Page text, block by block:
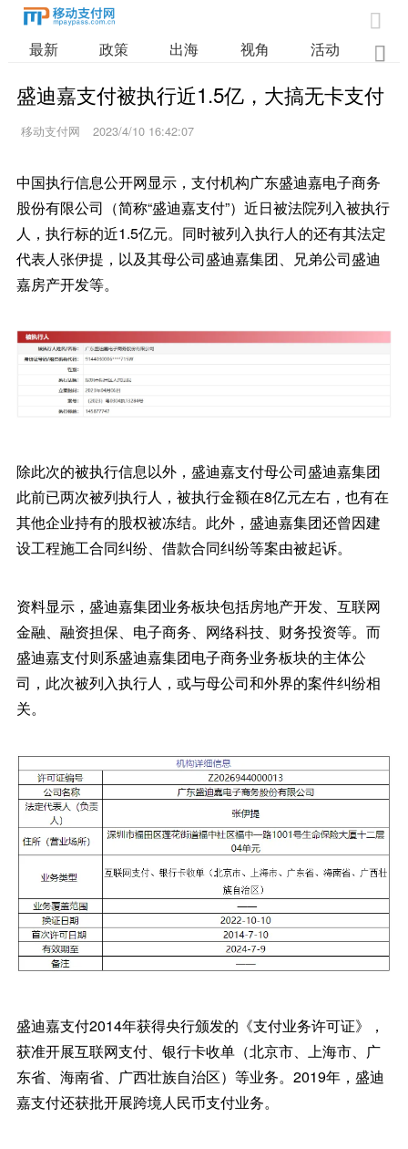

最新 政策 出海 视角 活动 业

盛迪嘉支付被执行近1.5亿，大搞无卡支付
移动支付网 2023/4/10 16:42:07
中国执行信息公开网显示，支付机构广东盛迪嘉电子商务
股份有限公司（简称“盛迪嘉支付”）近日被法院列入被执行
人，执行标的近1.5亿元。同时被列入执行人的还有其法定
代表人张伊提，以及其母公司盛迪嘉集团、兄弟公司盛迪
嘉房产开发等。
除此次的被执行信息以外，盛迪嘉支付母公司盛迪嘉集团
此前已两次被列执行人，被执行金额在8亿元左右，也有在
其他企业持有的股权被冻结。此外，盛迪嘉集团还曾因建
设工程施工合同纠纷、借款合同纠纷等案由被起诉。
资料显示，盛迪嘉集团业务板块包括房地产开发、互联网
金融、融资担保、电子商务、网络科技、财务投资等。而
盛迪嘉支付则系盛迪嘉集团电子商务业务板块的主体公
司，此次被列入执行人，或与母公司和外界的案件纠纷相
关。
盛迪嘉支付2014年获得央行颁发的《支付业务许可证》，
获准开展互联网支付、银行卡收单（北京市、上海市、广
东省、海南省、广西壮族自治区）等业务。2019年，盛迪
嘉支付还获批开展跨境人民币支付业务。